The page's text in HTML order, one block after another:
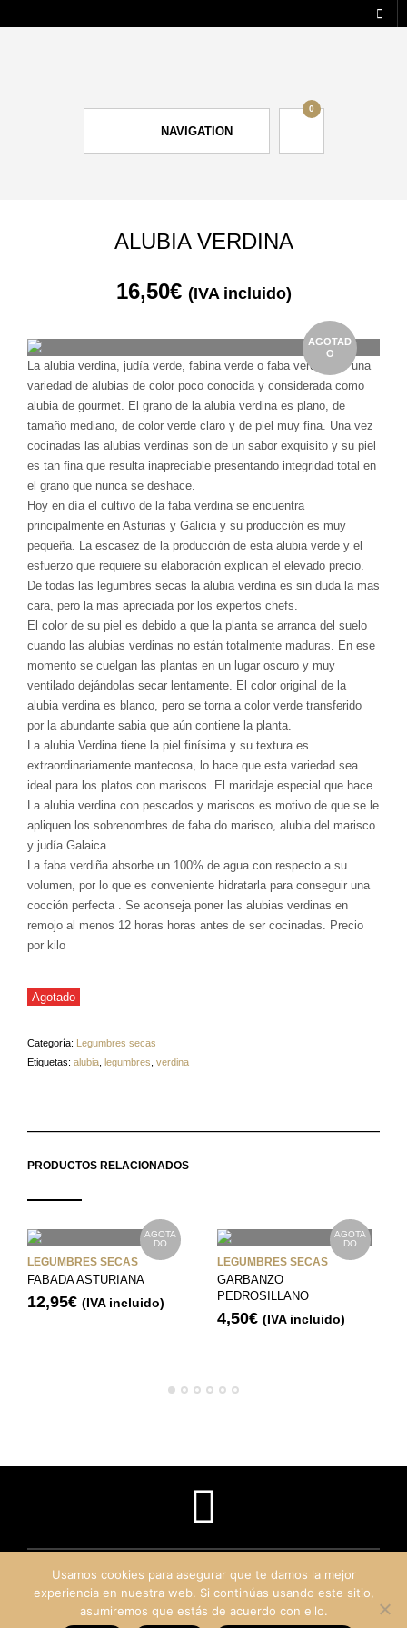
NAVIGATION
0
ALUBIA VERDINA
16,50€ (IVA incluido)
AGOTAD
O
La alubia verdina, judía verde, fabina verde o faba verdina es una
variedad de alubias de color poco conocida y considerada como
alubia de gourmet. El grano de la alubia verdina es plano, de
tamaño mediano, de color verde claro y de piel muy fina. Una vez
cocinadas las alubias verdinas son de un sabor exquisito y su piel
es tan fina que resulta inapreciable presentando integridad total en
el grano que nunca se deshace.
Hoy en día el cultivo de la faba verdina se encuentra
principalmente en Asturias y Galicia y su producción es muy
pequeña. La escasez de la producción de esta alubia verde y el
esfuerzo que requiere su elaboración explican el elevado precio.
De todas las legumbres secas la alubia verdina es sin duda la mas
cara, pero la mas apreciada por los expertos chefs.
El color de su piel es debido a que la planta se arranca del suelo
cuando las alubias verdinas no están totalmente maduras. En ese
momento se cuelgan las plantas en un lugar oscuro y muy
ventilado dejándolas secar lentamente. El color original de la
alubia verdina es blanco, pero se torna a color verde transferido
por la abundante sabia que aún contiene la planta.
La alubia Verdina tiene la piel finísima y su textura es
extraordinariamente mantecosa, lo hace que esta variedad sea
ideal para los platos con mariscos. El maridaje especial que hace
La alubia verdina con pescados y mariscos es motivo de que se le
apliquen los sobrenombres de faba do marisco, alubia del marisco
y judía Galaica.
La faba verdiña absorbe un 100% de agua con respecto a su
volumen, por lo que es conveniente hidratarla para conseguir una
cocción perfecta . Se aconseja poner las alubias verdinas en
remojo al menos 12 horas horas antes de ser cocinadas. Precio
por kilo
Agotado
Categoría: Legumbres secas
Etiquetas: alubia legumbres verdina
PRODUCTOS RELACIONADOS
AGOTA
DO
LEGUMBRES SECAS
FABADA ASTURIANA
12,95€ (IVA incluido)
AGOTA
DO
LEGUMBRES SECAS
GARBANZO
PEDROSILLANO
4,50€ (IVA incluido)
©Rioja Delicias2019
Usamos cookies para asegurar que te damos la mejor
experiencia en nuestra web. Si continúas usando este sitio,
asumiremos que estás de acuerdo con ello.